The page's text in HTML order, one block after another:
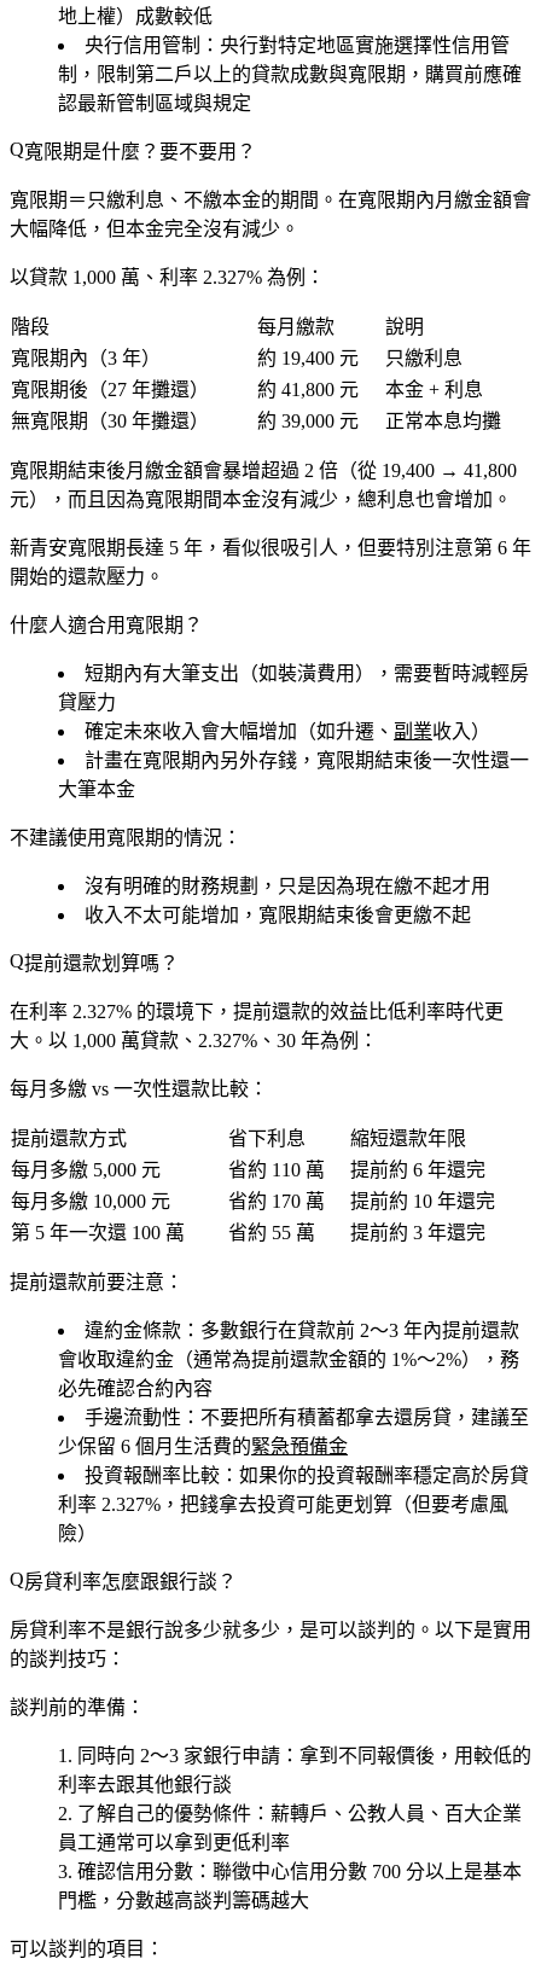
地上權）成數較低
央行信用管制 ：央行對特定地區實施選擇性信用管
制，限制第二戶以上的貸款成數與寬限期，購買前應確
認最新管制區域與規定
寬限期是什麼？要不要用？
寬限期＝只繳利息、不繳本金的期間。在寬限期內月繳金額會
大幅降低，但本金完全沒有減少。
以貸款 1,000 萬、利率 2.327% 為例：
階段 每月繳款
說明
寬限期內（3 年）
約 19,400 元
只繳利息
寬限期後（27 年攤還）
約 41,800 元
本金 + 利息
無寬限期（30 年攤還）
約 39,000 元 正常本息均攤
寬限期結束後月繳金額會暴增超過 2 倍 （從 19,400 → 41,800
元），而且因為寬限期間本金沒有減少，總利息也會增加。
新青安寬限期長達 5 年 ，看似很吸引人，但要特別注意第 6 年
開始的還款壓力。
什麼人適合用寬限期？
短期內有大筆支出（如裝潢費用），需要暫時減輕房
貸壓力
確定未來收入會大幅增加（如升遷、 副業收入）
計畫在寬限期內另外存錢，寬限期結束後一次性還一
大筆本金
不建議使用寬限期的情況：
沒有明確的財務規劃，只是因為現在繳不起才用
收入不太可能增加，寬限期結束後會更繳不起
提前還款划算嗎？
在利率 2.327% 的環境下，提前還款的效益比低利率時代更
大。以 1,000 萬貸款、2.327%、30 年為例：
每月多繳 vs 一次性還款比較：
提前還款方式 省下利息
縮短還款年限
每月多繳 5,000 元 省約 110 萬 提前約 6 年還完
每月多繳 10,000 元 省約 170 萬 提前約 10 年還完
第 5 年一次還 100 萬 省約 55 萬 提前約 3 年還完
提前還款前要注意：
違約金條款 ：多數銀行在貸款前 2～3 年內提前還款
會收取違約金（通常為提前還款金額的 1%～2%），務
必先確認合約內容
手邊流動性 ：不要把所有積蓄都拿去還房貸，建議至
少保留 6 個月生活費的緊急預備金
投資報酬率比較 ：如果你的投資報酬率穩定高於房貸
利率 2.327%，把錢拿去投資可能更划算（但要考慮風
險）
房貸利率怎麼跟銀行談？
房貸利率不是銀行說多少就多少， 是可以談判的 。以下是實用
的談判技巧：
談判前的準備：
同時向 2～3 家銀行申請 ：拿到不同報價後，用較低的
利率去跟其他銀行談
了解自己的優勢條件 ：薪轉戶、公教人員、百大企業
員工通常可以拿到更低利率
確認信用分數 ：聯徵中心信用分數 700 分以上是基本
門檻，分數越高談判籌碼越大
可以談判的項目：